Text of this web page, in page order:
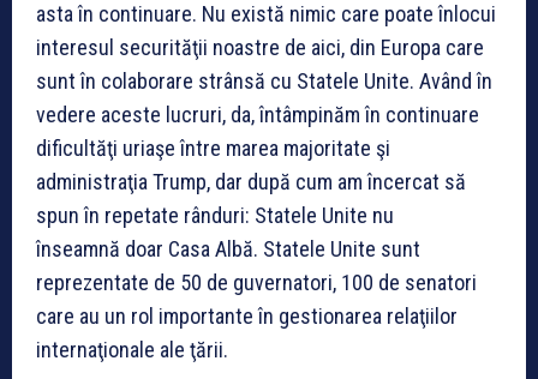
asta în continuare. Nu există nimic care poate înlocui
interesul securităţii noastre de aici, din Europa care
sunt în colaborare strânsă cu Statele Unite. Având în
vedere aceste lucruri, da, întâmpinăm în continuare
dificultăţi uriaşe între marea majoritate şi
administraţia Trump, dar după cum am încercat să
spun în repetate rânduri: Statele Unite nu
înseamnă doar Casa Albă. Statele Unite sunt
reprezentate de 50 de guvernatori, 100 de senatori
care au un rol importante în gestionarea relaţiilor
internaţionale ale ţării.